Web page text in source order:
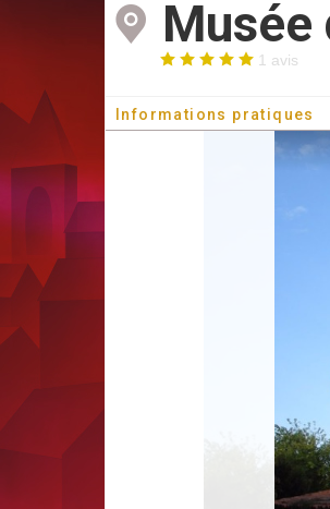
Musée
1 avis
Informations pratiques